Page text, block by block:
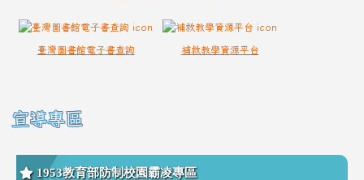
臺灣圖書館電子書查詢 補救教學資源平台
宣導專區
1953教育部防制校園霸凌專區